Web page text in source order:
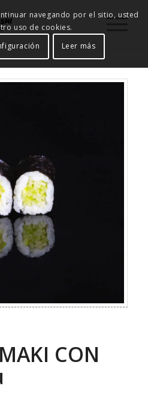
CON
navegando por el sitio, usted
uso de cookies.
Leer más